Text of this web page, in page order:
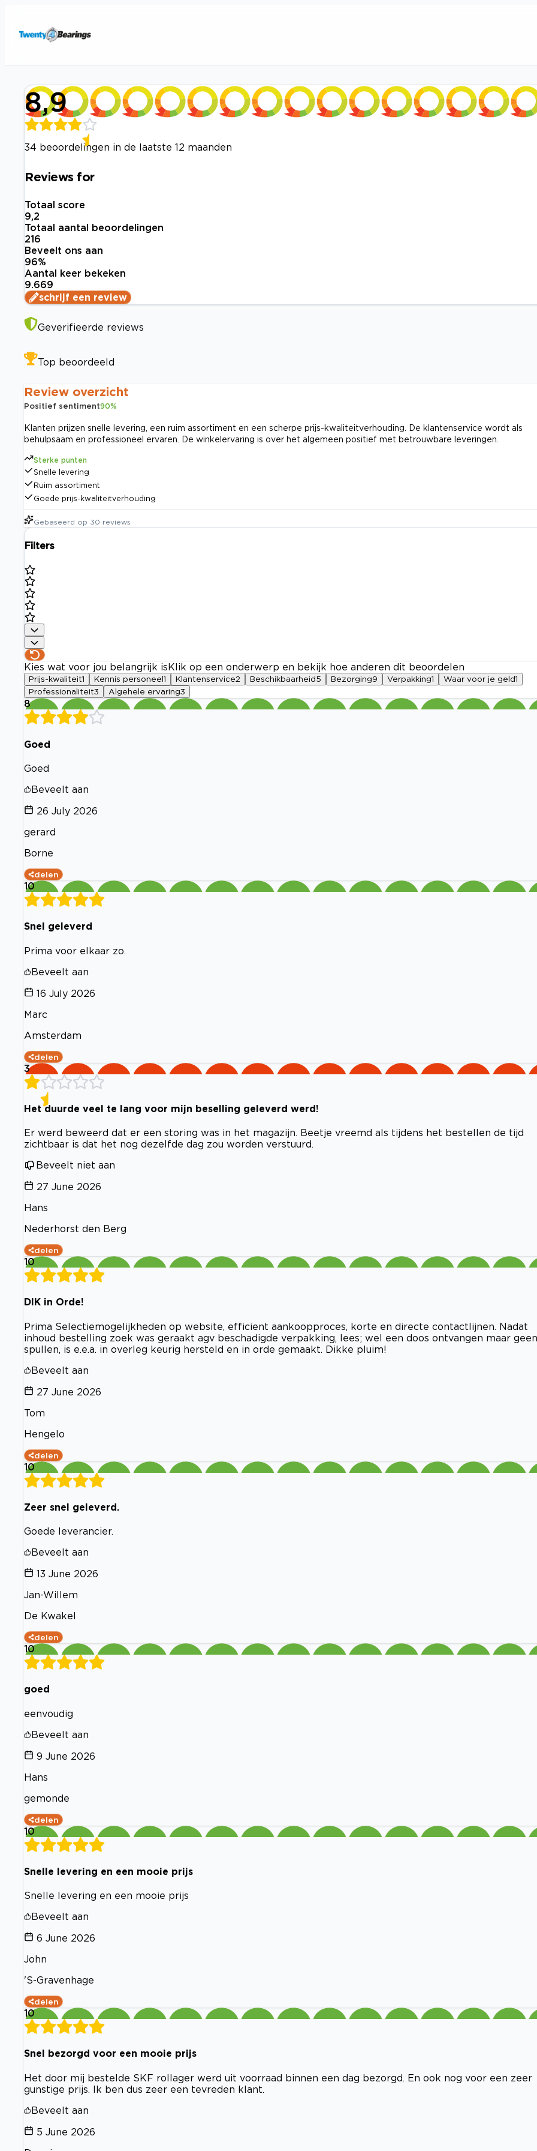
8,9
34 beoordelingen in de laatste 12 maanden
Reviews for
Totaal score
9,2
Totaal aantal beoordelingen
216
Beveelt ons aan
96%
Aantal keer bekeken
9.669
schrijf een review
Geverifieerde reviews
Top beoordeeld
Review overzicht
Positief sentiment90%
Klanten prijzen snelle levering, een ruim assortiment en een scherpe prijs-kwaliteitverhouding. De klantenservice wordt als
behulpsaam en professioneel ervaren. De winkelervaring is over het algemeen positief met betrouwbare leveringen.
Sterke punten
Snelle levering
Ruim assortiment
Goede prijs-kwaliteitverhouding
Gebaseerd op 30 reviews
Filters
Kies wat voor jou belangrijk is Klik op een onderwerp en bekijk hoe anderen dit beoordelen
Prijs-kwaliteit1 Kennis personeel 1 Klantenservice2 Beschikbaarheid 5 Bezorging9 Verpakking1 Waar voor je geld1
Professionaliteit3 Algehele ervaring3
8
Goed
Goed
Beveelt aan
26 July 2026
gerard
Borne
delen
10
Snel geleverd
Prima voor elkaar zo.
Beveelt aan
16 July 2026
Marc
Amsterdam
delen
3
Het duurde veel te lang voor mijn beselling geleverd werd!
Er werd beweerd dat er een storing was in het magazijn. Beetje vreemd als tijdens het bestellen de tijd
zichtbaar is dat het nog dezelfde dag zou worden verstuurd.
Beveelt niet aan
27 June 2026
Hans
Nederhorst den Berg
delen
10
DIK in Orde!
Prima Selectiemogelijkheden op website, efficient aankoopproces, korte en directe contactlijnen. Nadat
inhoud bestelling zoek was geraakt agv beschadigde verpakking, lees; wel een doos ontvangen maar geen
spullen, is e.e.a. in overleg keurig hersteld en in orde gemaakt. Dikke pluim!
Beveelt aan
27 June 2026
Tom
Hengelo
delen
10
Zeer snel geleverd.
Goede leverancier.
Beveelt aan
13 June 2026
Jan-Willem
De Kwakel
delen
10
goed
eenvoudig
Beveelt aan
9 June 2026
Hans
gemonde
delen
10
Snelle levering en een mooie prijs
Snelle levering en een mooie prijs
Beveelt aan
6 June 2026
John
'S-Gravenhage
delen
10
Snel bezorgd voor een mooie prijs
Het door mij bestelde SKF rollager werd uit voorraad binnen een dag bezorgd. En ook nog voor een zeer
gunstige prijs. Ik ben dus zeer een tevreden klant.
Beveelt aan
5 June 2026